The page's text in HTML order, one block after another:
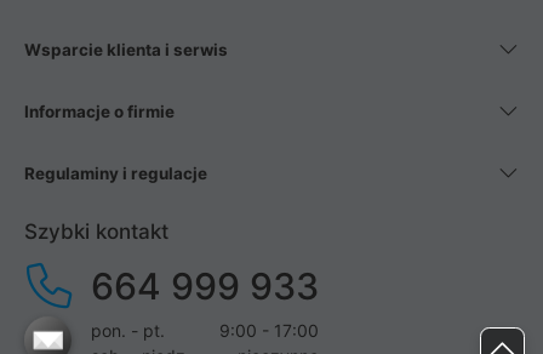
Wsparcie klienta i serwis
Informacje o firmie
Regulaminy i regulacje
Szybki kontakt
664 999 933
pon. - pt.
9:00 - 17:00